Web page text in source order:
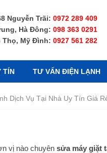
Nguyễn Trãi: 0972 289 409
Hà Đông: 098 363 0291
Thọ, Mỹ Đình: 0927 561 282
TÍN TƯ VẤN ĐIỆN LẠNH
Dịch Vụ Tại Nhà Uy Tín Giá
vị nào chuyên sửa máy giặt